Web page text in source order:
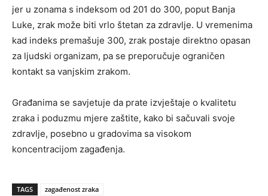
jer u zonama s indeksom od 201 do 300, poput Banja
Luke, zrak može biti vrlo štetan za zdravlje. U vremenima
kad indeks premašuje 300, zrak postaje direktno opasan
za ljudski organizam, pa se preporučuje ograničen
kontakt sa vanjskim zrakom.
Građanima se savjetuje da prate izvještaje o kvalitetu
zraka i poduzmu mjere zaštite, kako bi sačuvali svoje
zdravlje, posebno u gradovima sa visokom
koncentracijom zagađenja.
TAGS zagađenost zraka